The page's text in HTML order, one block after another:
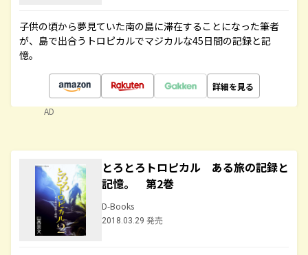
子供の頃から夢見ていた南の島に滞在することになった筆者
が、島で出合うトロピカルでマジカルな45日間の記録と記
憶。
詳細を見る
AD
とろとろトロピカル ある旅の記録と
記憶。 第2巻
D-Books
2018.03.29 発売